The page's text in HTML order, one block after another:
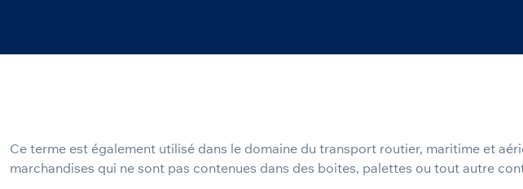
Ce terme est également utilisé dans le domaine du transport routier, maritime et
marchandises qui ne sont pas contenues dans des boites, palettes ou tout autre